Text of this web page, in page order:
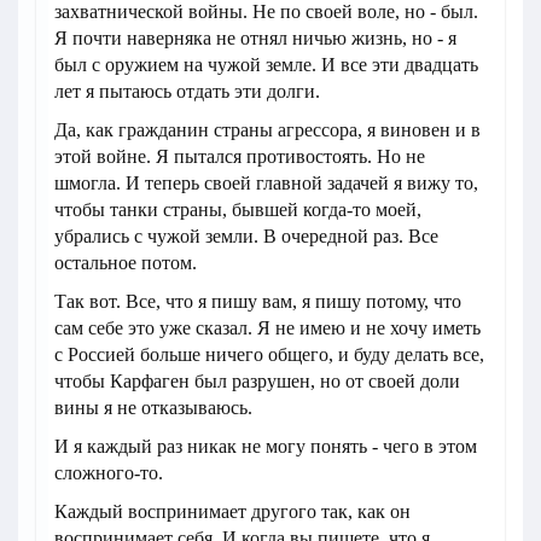
захватнической войны. Не по своей воле, но - был.
Я почти наверняка не отнял ничью жизнь, но - я
был с оружием на чужой земле. И все эти двадцать
лет я пытаюсь отдать эти долги.
Да, как гражданин страны агрессора, я виновен и в
этой войне. Я пытался противостоять. Но не
шмогла. И теперь своей главной задачей я вижу то,
чтобы танки страны, бывшей когда-то моей,
убрались с чужой земли. В очередной раз. Все
остальное потом.
Так вот. Все, что я пишу вам, я пишу потому, что
сам себе это уже сказал. Я не имею и не хочу иметь
с Россией больше ничего общего, и буду делать все,
чтобы Карфаген был разрушен, но от своей доли
вины я не отказываюсь.
И я каждый раз никак не могу понять - чего в этом
сложного-то.
Каждый воспринимает другого так, как он